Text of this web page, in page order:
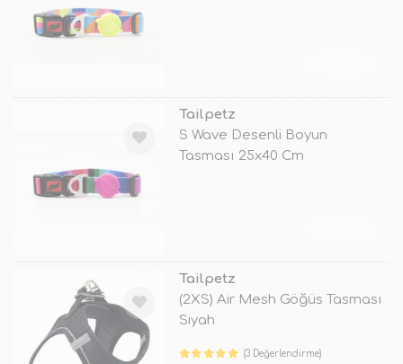
Tailpetz
S Wave Desenli Boyun
Tasması 25x40 Cm
Tailpetz
(2XS) Air Mesh Göğüs Tasması
Siyah
(3 Değerlendirme)